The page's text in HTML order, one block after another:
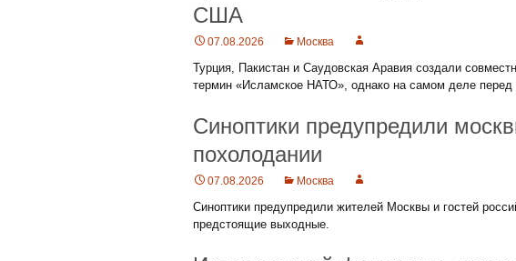
США
07.08.2026 Москва
Турция, Пакистан и Саудовская Аравия создали
термин «Исламское НАТО», однако на самом деле перед
Синоптики предупредили
похолодании
07.08.2026 Москва
Синоптики предупредили жителей Москвы и гостей
предстоящие выходные.